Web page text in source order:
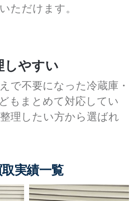
ただけます。
しやすい
で不要になった冷蔵庫・
もまとめて対応してい
理したい方から選ばれ
取実績一覧